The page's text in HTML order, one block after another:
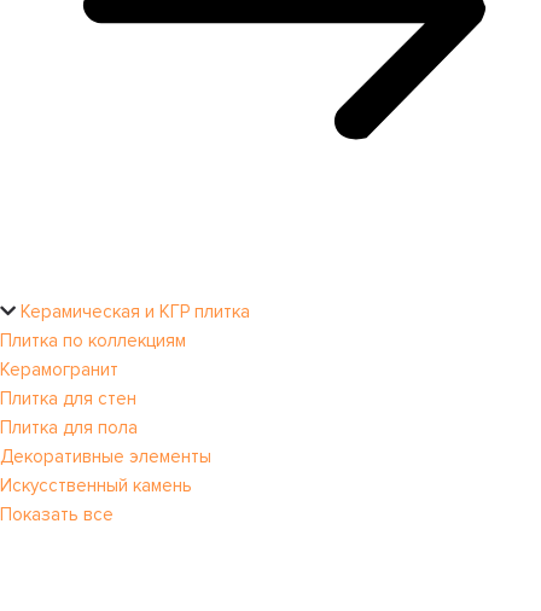
Керамическая и КГР плитка
Плитка по коллекциям
Керамогранит
Плитка для стен
Плитка для пола
Декоративные элементы
Искусственный камень
Показать все